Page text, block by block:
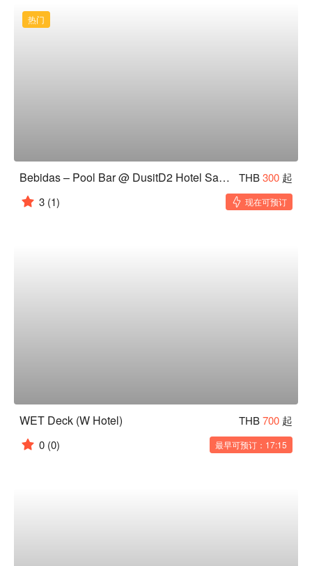
热门
Bebidas – Pool Bar @ DusitD2 Hotel Samyan Bangkok THB300 起
3 (1) 现在可预订
WET Deck (W Hotel) THB700 起
0 (0) 最早可预订：17:15